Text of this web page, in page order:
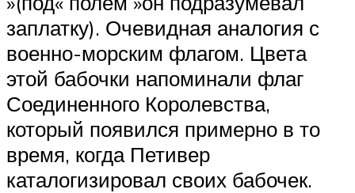
заплатку). Очевидная аналогия с
военно-морским флагом. Цвета
этой бабочки напоминали флаг
Соединенного Королевства,
который появился примерно в то
время, когда Петивер
каталогизировал своих бабочек.